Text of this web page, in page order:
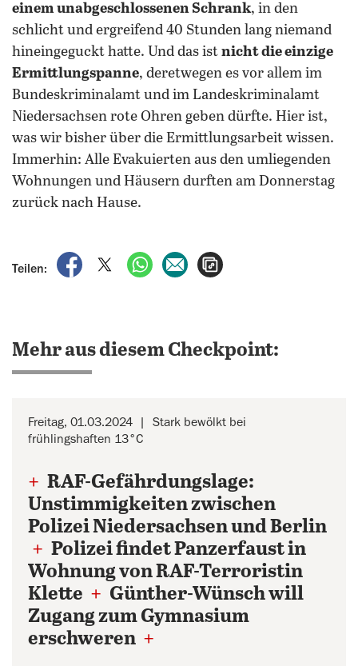
einem unabgeschlossenen Schrank, in den
schlicht und ergreifend 40 Stunden lang niemand
hineingeguckt hatte. Und das ist nicht die einzige
Ermittlungspanne, deretwegen es vor allem im
Bundeskriminalamt und im Landeskriminalamt
Niedersachsen rote Ohren geben dürfte. Hier ist,
was wir bisher über die Ermittlungsarbeit wissen.
Immerhin: Alle Evakuierten aus den umliegenden
Wohnungen und Häusern durften am Donnerstag
zurück nach Hause.
Teilen:
auf Facebook teilen
auf X teilenper WhatsApp teilen
per E-Mail teilen
Mehr aus diesem Checkpoint:
Freitag, 01.03.2024
Stark bewölkt bei
frühlingshaften 13°C
+ RAF-Gefährdungslage:
Unstimmigkeiten zwischen
Polizei Niedersachsen und Berlin
+ Polizei findet Panzerfaust in
Wohnung von RAF-Terroristin
Klette + Günther-Wünsch will
Zugang zum Gymnasium
erschweren +